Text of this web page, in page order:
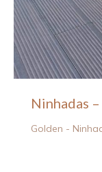
Ninhadas
Golden -